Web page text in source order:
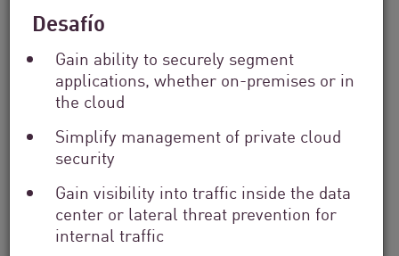
Desafío
Gain ability to securely segment
applications, whether on-premises or in
the cloud
Simplify management of private cloud
security
Gain visibility into traffic inside the data
center or lateral threat prevention for
internal traffic
gubernamentales y de proveedores de
servicios más grandes del mundo.
Filter
by
Solutions
Filter
by
Industry
Filter